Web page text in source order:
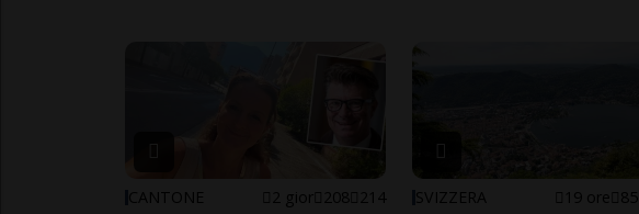
CANTONE 2 gior 208 214 SVIZZERA 19 ore 85